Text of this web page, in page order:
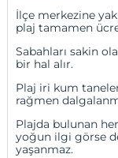
İlçe merkezine
plaj tamamen
Sabahları sakin
bir hal alır.
Plaj iri kum
rağmen
Plajda bulunan
yoğun ilgi görse
yaşanmaz.